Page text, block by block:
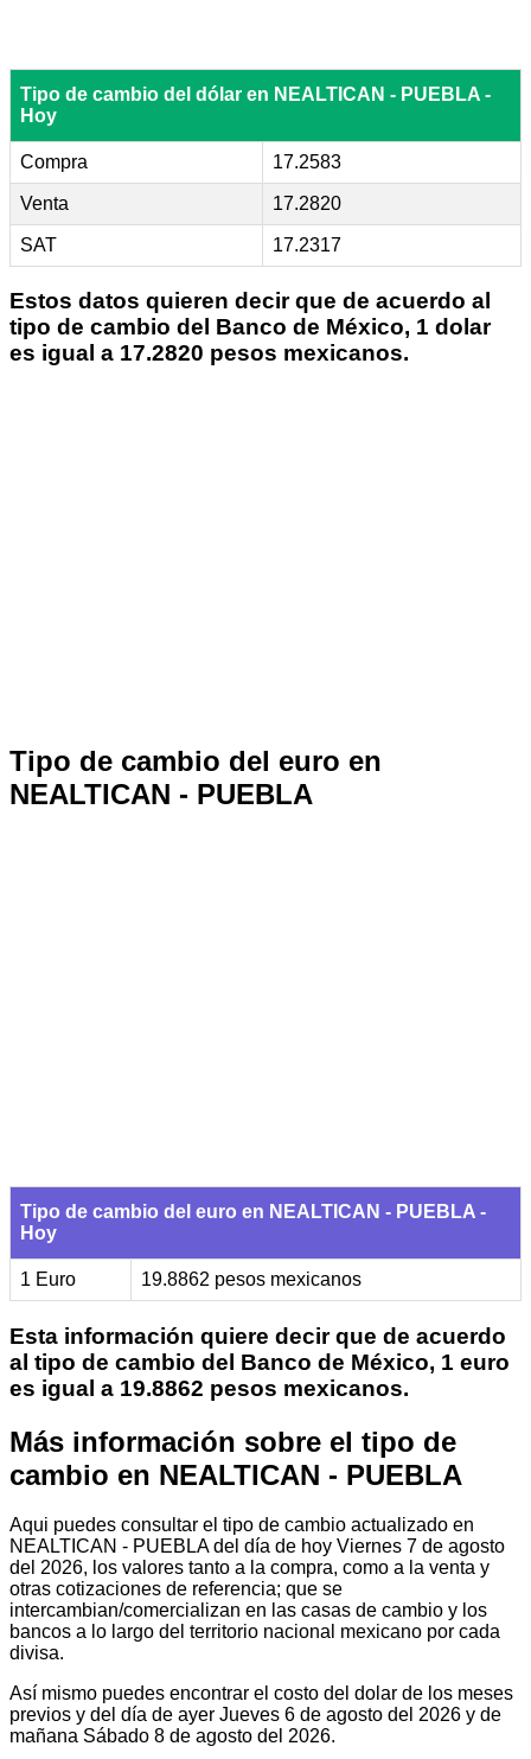
Tipo de cambio del dólar en NEALTICAN - PUEBLA -
Hoy
Compra 17.2583
Venta 17.2820
SAT 17.2317
Estos datos quieren decir que de acuerdo al
tipo de cambio del Banco de México, 1 dolar
es igual a 17.2820 pesos mexicanos.
Tipo de cambio del euro en
NEALTICAN - PUEBLA
Tipo de cambio del euro en NEALTICAN - PUEBLA -
Hoy
1 Euro 19.8862 pesos mexicanos
Esta información quiere decir que de acuerdo
al tipo de cambio del Banco de México, 1 euro
es igual a 19.8862 pesos mexicanos.
Más información sobre el tipo de
cambio en NEALTICAN - PUEBLA
Aqui puedes consultar el tipo de cambio actualizado en
NEALTICAN - PUEBLA del día de hoy Viernes 7 de agosto
del 2026, los valores tanto a la compra, como a la venta y
otras cotizaciones de referencia; que se
intercambian/comercializan en las casas de cambio y los
bancos a lo largo del territorio nacional mexicano por cada
divisa.
Así mismo puedes encontrar el costo del dolar de los meses
previos y del día de ayer Jueves 6 de agosto del 2026 y de
mañana Sábado 8 de agosto del 2026.